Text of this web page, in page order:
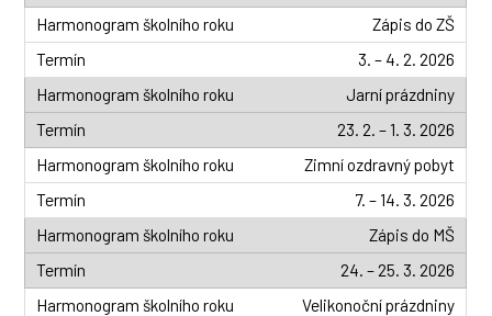
Zápis do ZŠ
3. – 4. 2. 2026
Jarní prázdniny
23. 2. – 1. 3. 2026
Zimní ozdravný pobyt
7. – 14. 3. 2026
Zápis do MŠ
24. – 25. 3. 2026
Velikonoční prázdniny